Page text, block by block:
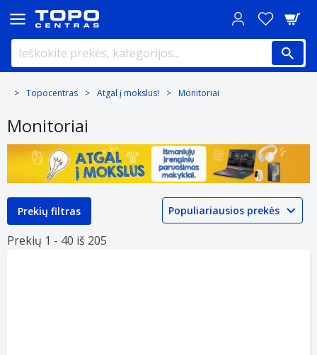
Topocentras Atgal į mokslus! Monitoriai
Monitoriai
Prekių filtras
Prekių 1 - 40 iš 205